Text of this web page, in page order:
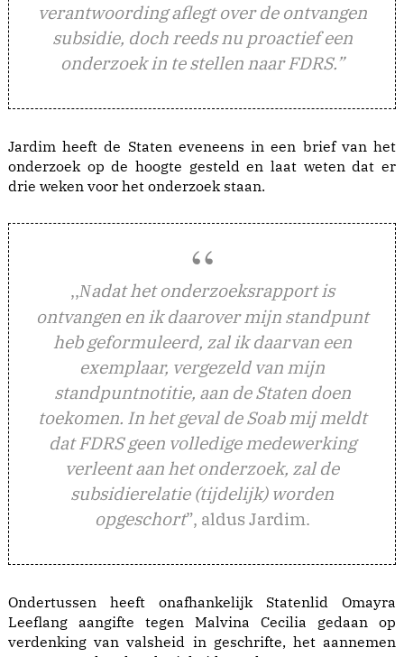
verantwoording aflegt over de ontvangen
subsidie, doch reeds nu proactief een
onderzoek in te stellen naar FDRS.”
Jardim heeft de Staten eveneens in een brief van het
onderzoek op de hoogte gesteld en laat weten dat er
drie weken voor het onderzoek staan.
,,Nadat het onderzoeksrapport is
ontvangen en ik daarover mijn standpunt
heb geformuleerd, zal ik daarvan een
exemplaar, vergezeld van mijn
standpuntnotitie, aan de Staten doen
toekomen. In het geval de Soab mij meldt
dat FDRS geen volledige medewerking
verleent aan het onderzoek, zal de
subsidierelatie (tijdelijk) worden
opgeschort”, aldus Jardim.
Ondertussen heeft onafhankelijk Statenlid Omayra
Leeflang aangifte tegen Malvina Cecilia gedaan op
verdenking van valsheid in geschrifte, het aannemen